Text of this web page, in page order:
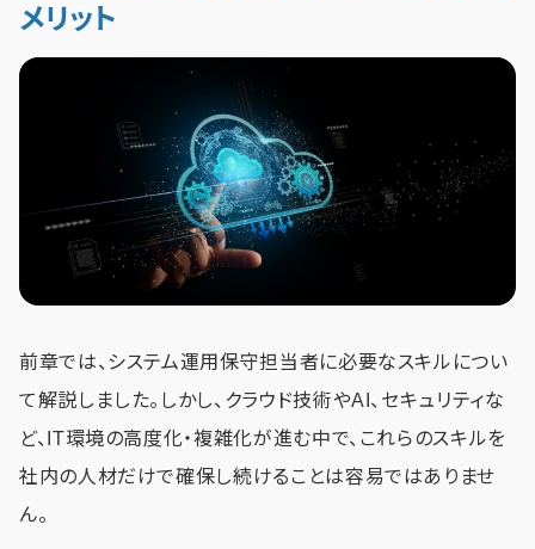
メリット
前章では、システム運用保守担当者に必要なスキルについ
て解説しました。しかし、クラウド技術やAI、セキュリティな
ど、IT環境の高度化・複雑化が進む中で、これらのスキルを
社内の人材だけで確保し続けることは容易ではありませ
ん。